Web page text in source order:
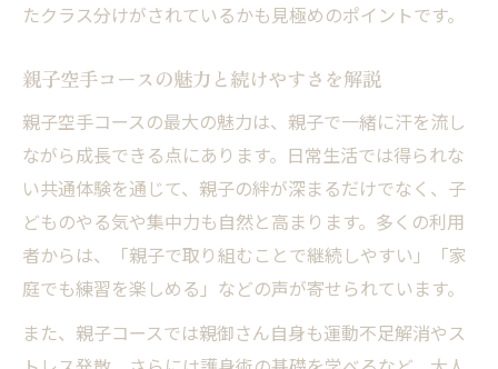
たクラス分けがされているかも見極めのポイントです。
親子空手コースの魅力と続けやすさを解説
親子空手コースの最大の魅力は、親子で一緒に汗を流し
ながら成長できる点にあります。日常生活では得られな
い共通体験を通じて、親子の絆が深まるだけでなく、子
どものやる気や集中力も自然と高まります。多くの利用
者からは、「親子で取り組むことで継続しやすい」「家
庭でも練習を楽しめる」などの声が寄せられています。
また、親子コースでは親御さん自身も運動不足解消やス